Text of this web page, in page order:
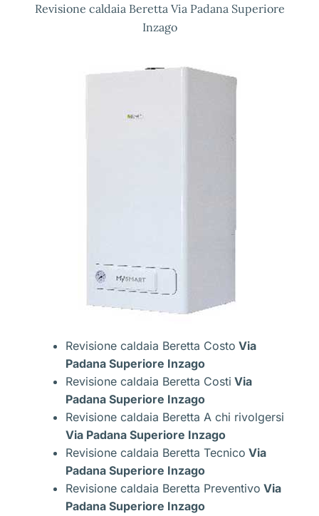
Revisione caldaia Beretta Via Padana Superiore
Inzago
Revisione caldaia Beretta Costo Via
Padana Superiore Inzago
Revisione caldaia Beretta Costi Via
Padana Superiore Inzago
Revisione caldaia Beretta A chi rivolgersi
Via Padana Superiore Inzago
Revisione caldaia Beretta Tecnico Via
Padana Superiore Inzago
Revisione caldaia Beretta Preventivo Via
Padana Superiore Inzago